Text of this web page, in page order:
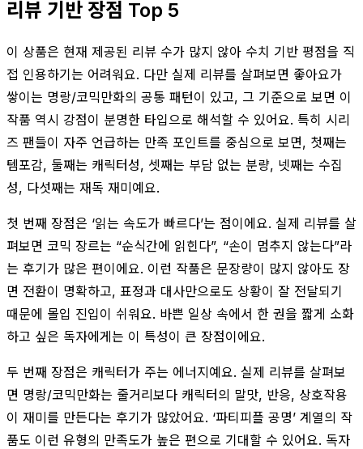
리뷰 기반 장점 Top 5
이 상품은 현재 제공된 리뷰 수가 많지 않아 수치 기반 평점을 직
접 인용하기는 어려워요. 다만 실제 리뷰를 살펴보면 좋아요가
쌓이는 명랑/코믹만화의 공통 패턴이 있고, 그 기준으로 보면 이
작품 역시 강점이 분명한 타입으로 해석할 수 있어요. 특히 시리
즈 팬들이 자주 언급하는 만족 포인트를 중심으로 보면, 첫째는
템포감, 둘째는 캐릭터성, 셋째는 부담 없는 분량, 넷째는 수집
성, 다섯째는 재독 재미예요.
첫 번째 장점은 ‘읽는 속도가 빠르다’는 점이에요. 실제 리뷰를 살
펴보면 코믹 장르는 “순식간에 읽힌다”, “손이 멈추지 않는다”라
는 후기가 많은 편이에요. 이런 작품은 문장량이 많지 않아도 장
면 전환이 명확하고, 표정과 대사만으로도 상황이 잘 전달되기
때문에 몰입 진입이 쉬워요. 바쁜 일상 속에서 한 권을 짧게 소화
하고 싶은 독자에게는 이 특성이 큰 장점이에요.
두 번째 장점은 캐릭터가 주는 에너지예요. 실제 리뷰를 살펴보
면 명랑/코믹만화는 줄거리보다 캐릭터의 말맛, 반응, 상호작용
이 재미를 만든다는 후기가 많았어요. ‘파티피플 공명’ 계열의 작
품도 이런 유형의 만족도가 높은 편으로 기대할 수 있어요. 독자